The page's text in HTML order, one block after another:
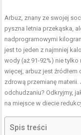
Arbuz, znany ze swojej
pyszna letnia przekąska,
nadprogramowymi
jest to jeden z najmniej
wody (aż 91-92%) nie
więcej, arbuz jest źródłem
zdrową przemianę
odchudzaniu? Odkryjmy,
na miejsce w diecie
Spis treści